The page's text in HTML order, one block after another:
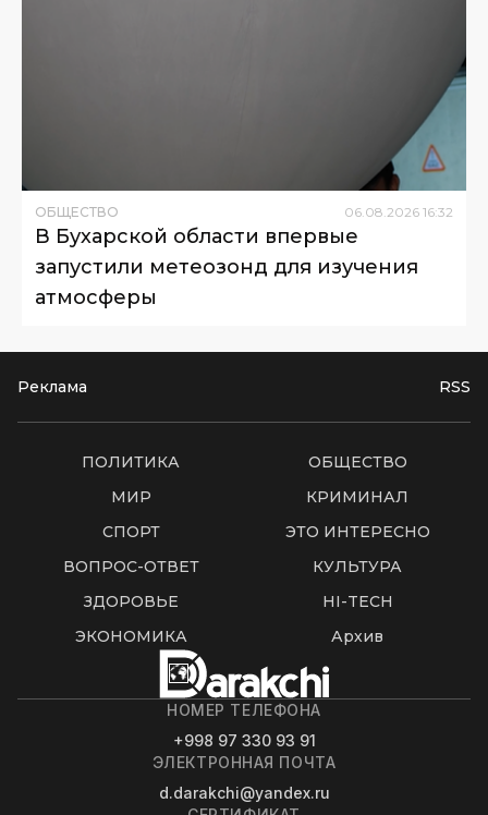
ОБЩЕСТВО 06.08.2026 16:32
В Бухарской области впервые
запустили метеозонд для изучения
атмосферы
Реклама RSS
ПОЛИТИКА
ОБЩЕСТВО
МИР
КРИМИНАЛ
СПОРТ
ЭТО ИНТЕРЕСНО
ВОПРОС-ОТВЕТ
КУЛЬТУРА
ЗДОРОВЬЕ
HI-TECH
ЭКОНОМИКА
Архив
НОМЕР ТЕЛЕФОНА
+998 97 330 93 91
ЭЛЕКТРОННАЯ ПОЧТА
d.darakchi@yandex.ru